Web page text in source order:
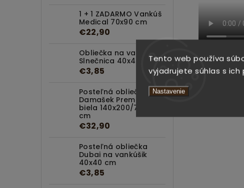
Tento web používa
vyjadrujete súhlas s
Nastavenie
1 + 1 ZADARMO Vankúš
Medical 70x90 cm
€22,90
Obliečka na vankúš
Slnečnica 40x40 cm
€3,85
Posteľná obliečka
Damašek Premium
biela 140x200/70x90
cm
€32,90
Posteľná obliečka
Dubai na vankúšik
40x40 cm
€3,85